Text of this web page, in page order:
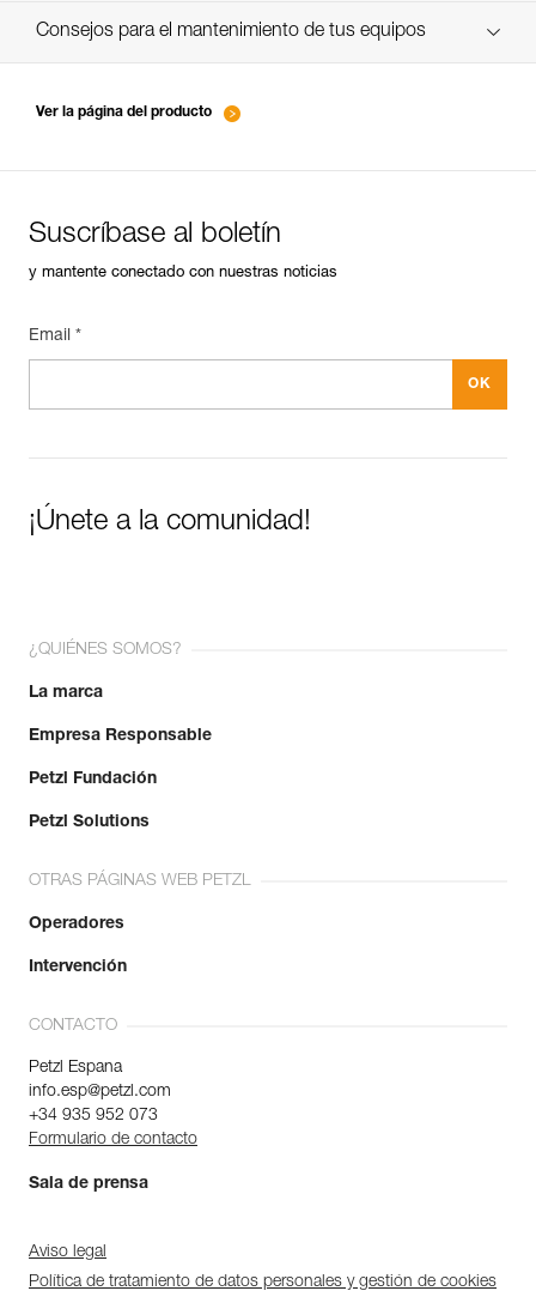
verif EPI-suivi-connecteur-ES
Consejos para el mantenimiento de tus equipos
Ver la página del producto
Suscríbase al boletín
y mantente conectado con nuestras noticias
Email *
¡Únete a la comunidad!
¿QUIÉNES SOMOS?
La marca
Empresa Responsable
Petzl Fundación
Petzl Solutions
OTRAS PÁGINAS WEB PETZL
Operadores
Intervención
CONTACTO
Petzl Espana
info.esp@petzl.com
+34 935 952 073
Formulario de contacto
Sala de prensa
Aviso legal
Política de tratamiento de datos personales y gestión de cookies